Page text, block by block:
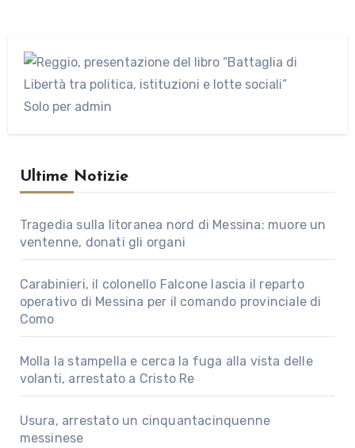
Solo per admin
Ultime Notizie
Tragedia sulla litoranea nord di Messina: muore un
ventenne, donati gli organi
Carabinieri, il colonello Falcone lascia il reparto
operativo di Messina per il comando provinciale di
Como
Molla la stampella e cerca la fuga alla vista delle
volanti, arrestato a Cristo Re
Usura, arrestato un cinquantacinquenne
messinese